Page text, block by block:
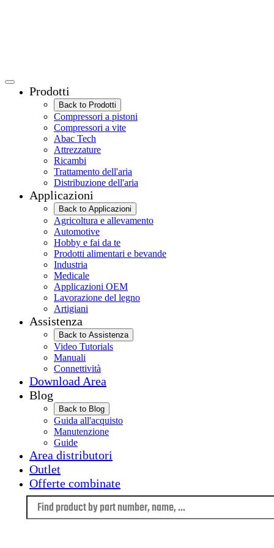
Prodotti
Back to Prodotti
Compressori a pistoni
Compressori a vite
Abac Tech
Attrezzature
Ricambi
Trattamento dell'aria
Distribuzione dell'aria
Applicazioni
Back to Applicazioni
Agricoltura e allevamento
Automotive
Hobby e fai da te
Prodotti alimentari e bevande
Industria
Medicale
Applicazioni OEM
Lavorazione del legno
Artigiani
Assistenza
Back to Assistenza
Video Tutorials
Manuali
Connettività
Download Area
Blog
Back to Blog
Guida all'acquisto
Manutenzione
Guide
Area distributori
Outlet
Offerte combinate